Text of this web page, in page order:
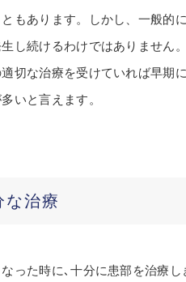
もあります。しかし、一般的
し続けるわけではありません
切な治療を受けていれば早期
いと言えます。
な治療
った時に､十分に患部を治療し